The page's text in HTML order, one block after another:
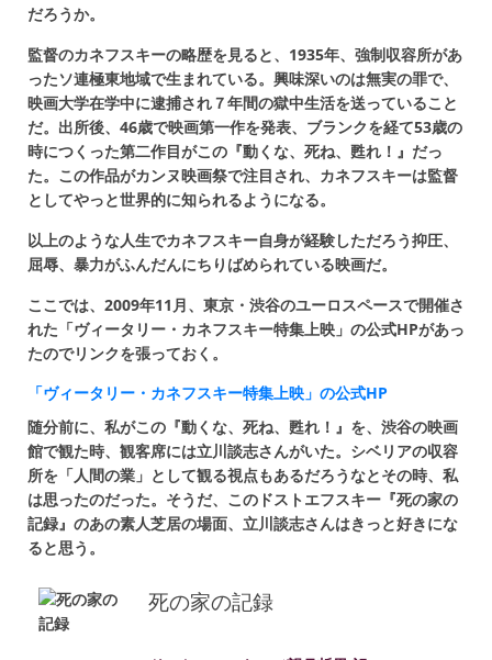
だろうか。
監督のカネフスキーの略歴を見ると、1935年、強制収容所があ
ったソ連極東地域で生まれている。興味深いのは無実の罪で、
映画大学在学中に逮捕され７年間の獄中生活を送っていること
だ。出所後、46歳で映画第一作を発表、ブランクを経て53歳の
時につくった第二作目がこの『動くな、死ね、甦れ！』だっ
た。この作品がカンヌ映画祭で注目され、カネフスキーは監督
としてやっと世界的に知られるようになる。
以上のような人生でカネフスキー自身が経験しただろう抑圧、
屈辱、暴力がふんだんにちりばめられている映画だ。
ここでは、2009年11月、東京・渋谷のユーロスペースで開催さ
れた「ヴィータリー・カネフスキー特集上映」の公式HPがあっ
たのでリンクを張っておく。
「ヴィータリー・カネフスキー特集上映」の公式HP
随分前に、私がこの『動くな、死ね、甦れ！』を、渋谷の映画
館で観た時、観客席には立川談志さんがいた。シベリアの収容
所を「人間の業」として観る視点もあるだろうなとその時、私
は思ったのだった。そうだ、このドストエフスキー『死の家の
記録』のあの素人芝居の場面、立川談志さんはきっと好きにな
ると思う。
死の家の記録